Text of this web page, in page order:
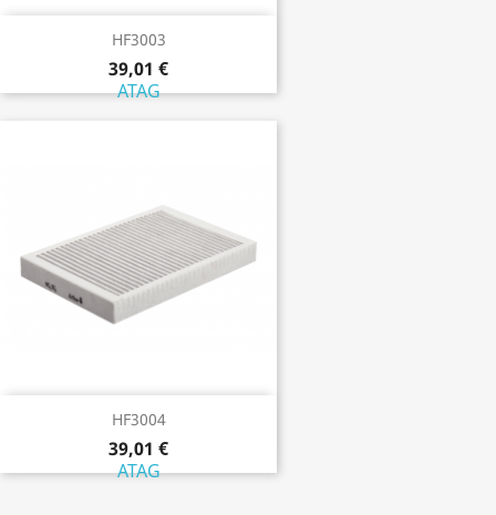
HF3003
39,01 €
ATAG
HF3004
39,01 €
ATAG